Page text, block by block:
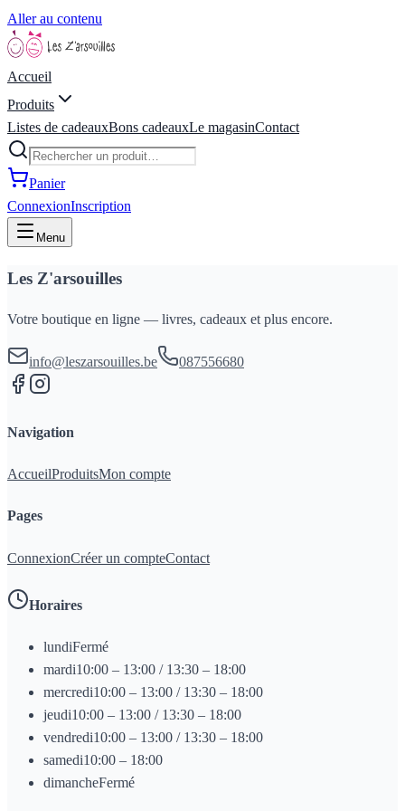
Aller au contenu
Accueil
Produits
Listes de cadeauxBons cadeauxLe magasinContact
Panier
ConnexionInscription
Menu
Les Z'arsouilles
Votre boutique en ligne — livres, cadeaux et plus encore.
info@leszarsouilles.be 087556680
Navigation
AccueilProduitsMon compte
Pages
ConnexionCréer un compteContact
Horaires
lundiFermé
mardi10:00 – 13:00 / 13:30 – 18:00
mercredi10:00 – 13:00 / 13:30 – 18:00
jeudi10:00 – 13:00 / 13:30 – 18:00
vendredi10:00 – 13:00 / 13:30 – 18:00
samedi10:00 – 18:00
dimancheFermé